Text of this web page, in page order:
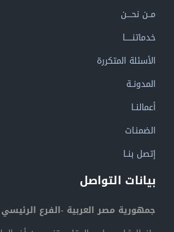
مــن نحــــن
خدماتنــــــا
الأسئلة المتكررة
المدونــة
أعمالنــا
الضمنـات
إتصل بنــا
بيانات التواصل
جمهورية مصر العربية -الفرع الرئيسي